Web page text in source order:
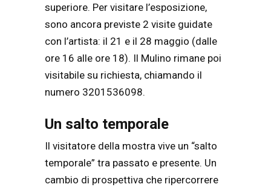
superiore. Per visitare l’esposizione,
sono ancora previste 2 visite guidate
con l’artista: il 21 e il 28 maggio (dalle
ore 16 alle ore 18). Il Mulino rimane poi
visitabile su richiesta, chiamando il
numero 3201536098.
Un salto temporale
Il visitatore della mostra vive un “salto
temporale” tra passato e presente. Un
cambio di prospettiva che ripercorrere